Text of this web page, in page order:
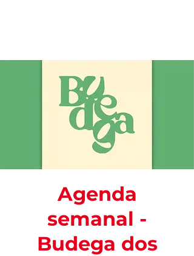
Agenda
semanal -
Budega dos